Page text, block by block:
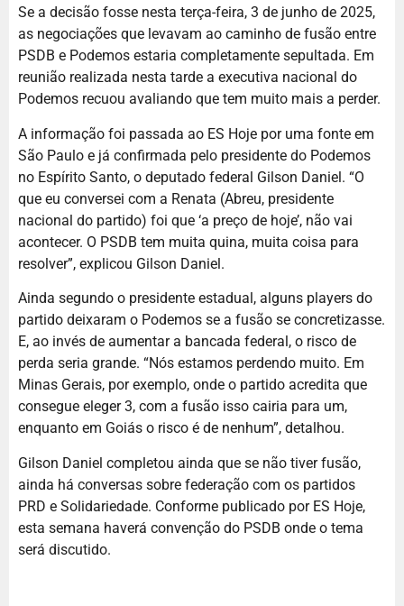
Se a decisão fosse nesta terça-feira, 3 de junho de 2025,
as negociações que levavam ao caminho de fusão entre
PSDB e Podemos estaria completamente sepultada. Em
reunião realizada nesta tarde a executiva nacional do
Podemos recuou avaliando que tem muito mais a perder.
A informação foi passada ao ES Hoje por uma fonte em
São Paulo e já confirmada pelo presidente do Podemos
no Espírito Santo, o deputado federal Gilson Daniel. “O
que eu conversei com a Renata (Abreu, presidente
nacional do partido) foi que ‘a preço de hoje’, não vai
acontecer. O PSDB tem muita quina, muita coisa para
resolver”, explicou Gilson Daniel.
Ainda segundo o presidente estadual, alguns players do
partido deixaram o Podemos se a fusão se concretizasse.
E, ao invés de aumentar a bancada federal, o risco de
perda seria grande. “Nós estamos perdendo muito. Em
Minas Gerais, por exemplo, onde o partido acredita que
consegue eleger 3, com a fusão isso cairia para um,
enquanto em Goiás o risco é de nenhum”, detalhou.
Gilson Daniel completou ainda que se não tiver fusão,
ainda há conversas sobre federação com os partidos
PRD e Solidariedade. Conforme publicado por ES Hoje,
esta semana haverá convenção do PSDB onde o tema
será discutido.